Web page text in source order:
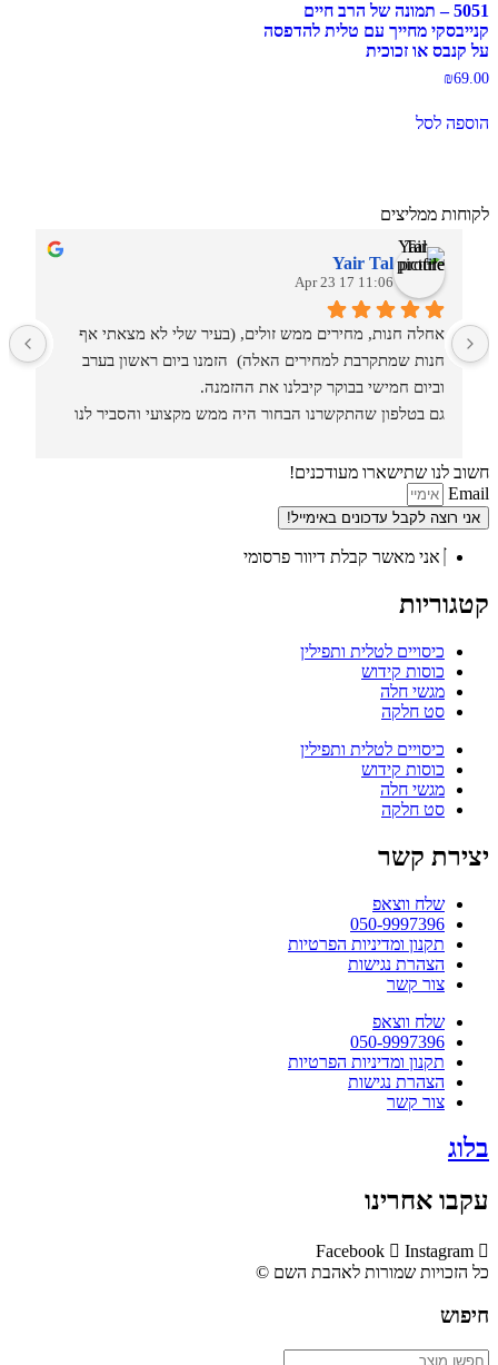
5051 – תמונה של הרב חיים
קנייבסקי מחייך עם טלית להדפסה
על קנבס או זכוכית
₪69.00
הוספה לסל
לקוחות ממליצים
Yair Tal
11:06 17 Apr 23
וביום חמישי בבוקר קיבלנו את ההזמנה.
חשוב לנו שתישארו מעודכנים!
Email
אני רוצה לקבל עדכונים באימייל!
אני מאשר קבלת דיוור פרסומי
קטגוריות
כיסויים לטלית ותפילין
כוסות קידוש
מגשי חלה
סט חלקה
כיסויים לטלית ותפילין
כוסות קידוש
מגשי חלה
סט חלקה
יצירת קשר
שלח ווצאפ
050-9997396
תקנון ומדיניות הפרטיות
הצהרת נגישות
צור קשר
שלח ווצאפ
050-9997396
תקנון ומדיניות הפרטיות
הצהרת נגישות
צור קשר
בלוג
עקבו אחרינו
Facebook
Instagram
כל הזכויות שמורות לאהבת השם ©​
חיפוש
Search